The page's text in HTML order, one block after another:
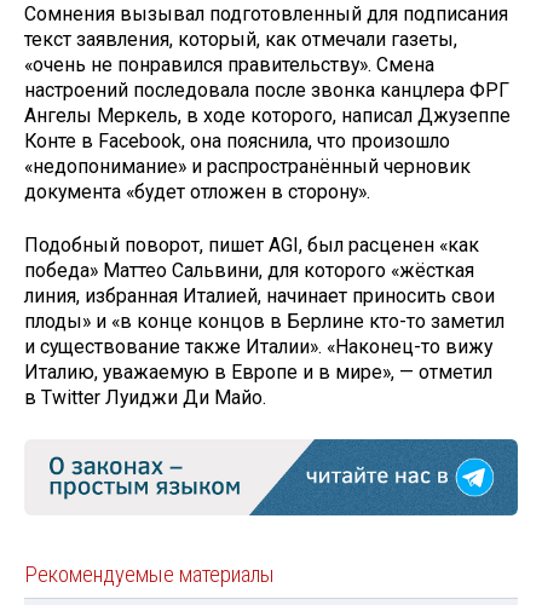
Сомнения вызывал подготовленный для подписания
текст заявления, который, как отмечали газеты,
«очень не понравился правительству». Смена
настроений последовала после звонка канцлера ФРГ
Ангелы Меркель, в ходе которого, написал Джузеппе
Конте в Facebook, она пояснила, что произошло
«недопонимание» и распространённый черновик
документа «будет отложен в сторону».
Подобный поворот, пишет AGI, был расценен «как
победа» Маттео Сальвини, для которого «жёсткая
линия, избранная Италией, начинает приносить свои
плоды» и «в конце концов в Берлине кто-то заметил
и существование также Италии». «Наконец-то вижу
Италию, уважаемую в Европе и в мире», — отметил
в Twitter Луиджи Ди Майо.
Рекомендуемые материалы